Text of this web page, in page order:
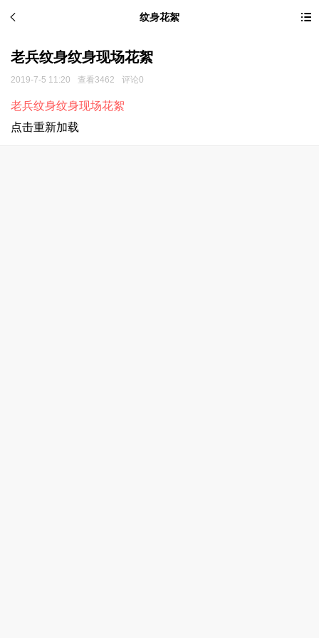
纹身花絮
老兵纹身纹身现场花絮
2019-7-5 11:20 查看3462 评论0
老兵纹身纹身现场花絮
点击重新加载